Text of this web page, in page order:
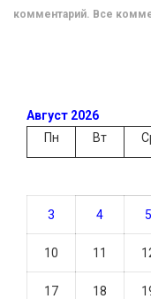
комментарий. Все
Август 2026
Пн
Вт
3 4 5
10 11
17 18